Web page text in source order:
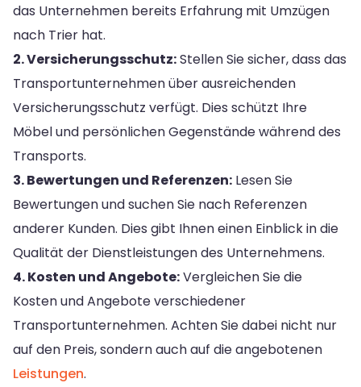
das Unternehmen bereits Erfahrung mit Umzügen
nach Trier hat.
2. Versicherungsschutz:Stellen Sie sicher, dass das
Transportunternehmen über ausreichenden
Versicherungsschutz verfügt. Dies schützt Ihre
Möbel und persönlichen Gegenstände während des
Transports.
3. Bewertungen und Referenzen: Lesen Sie
Bewertungen und suchen Sie nach Referenzen
anderer Kunden. Dies gibt Ihnen einen Einblick in die
Qualität der Dienstleistungen des Unternehmens.
4. Kosten und Angebote:Vergleichen Sie die
Kosten und Angebote verschiedener
Transportunternehmen. Achten Sie dabei nicht nur
auf den Preis, sondern auch auf die angebotenen
Leistungen.